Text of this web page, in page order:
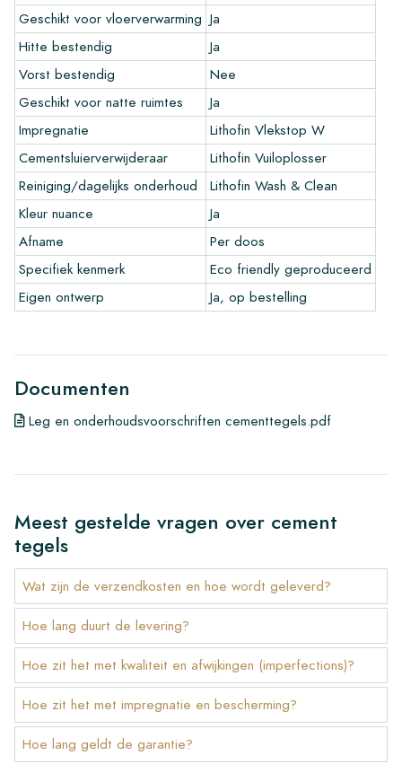
Garantievoorwaarden voor cement tegels
De garantielooptijd is altijd een jaar na levering. De garantie
geld alleen op fabrieksfouten en bij gebruik van onze Lithofin
leg- en onderhoudsproducten. Op reeds verwerkte tegels kan
niet gereclameerd worden.
Handige links voor cement tegels
•Maak je eigen tegel tekenprogramma
•Meer informatie over onze tegels
•Bekijk onze brochures
•Onderhoudsproducten
Geschikt voor vloerverwarming Ja
Hitte bestendig
Ja
Vorst bestendig
Nee
Geschikt voor natte ruimtes
Ja
Impregnatie
Lithofin Vlekstop W
Cementsluierverwijderaar
Lithofin Vuiloplosser
Reiniging/dagelijks onderhoud
Lithofin Wash & Clean
Kleur nuance
Ja
Afname
Per doos
Specifiek kenmerk
Eco friendly geproduceerd
Eigen ontwerp
Ja, op bestelling
Documenten
Leg en onderhoudsvoorschriften cementtegels.pdf
Meest gestelde vragen over cement
tegels
Wat zijn de verzendkosten en hoe wordt geleverd?
Hoe lang duurt de levering?
Hoe zit het met kwaliteit en afwijkingen (imperfections)?
Hoe zit het met impregnatie en bescherming?
Hoe lang geldt de garantie?